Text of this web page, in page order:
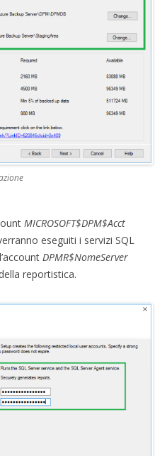
MICROSOFT$DPM$Acct
eseguiti i servizi SQL
DPMR$NomeServer
reportistica.